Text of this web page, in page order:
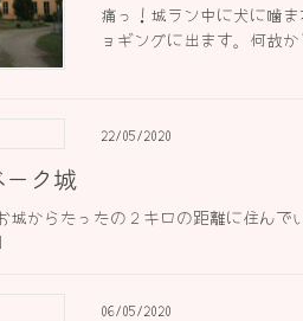
痛っ！城ラン中に犬に噛
ョギングに出ます。何故
22/05/2020
ーク城
城からたったの２キロの距離に住ん
06/05/2020